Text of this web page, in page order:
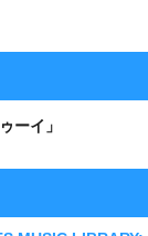
ーイ」